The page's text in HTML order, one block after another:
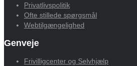
Privatlivspolitik
Ofte stillede spørgsmål
Webtilgængelighed
Genveje
Frivilligcenter og Selvhjælp